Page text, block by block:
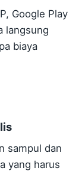
Google Play
langsung
biaya
sampul dan
yang harus